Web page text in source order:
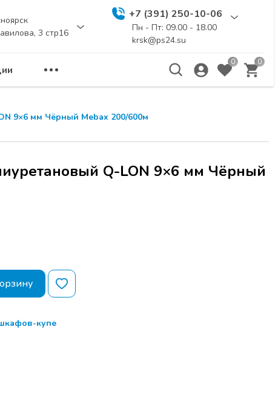
3 стр16
+7 (391) 250-10-06
Пн - Пт: 09.00 - 18.00
krsk@ps24.su
0 0
9×6 мм Чёрный Mebax 200/600м
Q-LON 9×6 мм Чёрный
купе